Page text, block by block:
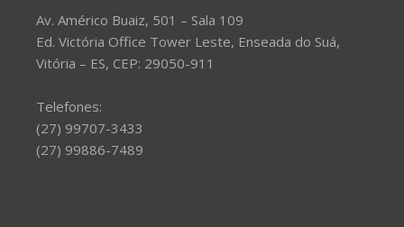
Av. Américo Buaiz, 501 – Sala 109
Ed. Victória Office Tower Leste, Enseada do Suá,
Vitória – ES, CEP: 29050-911
Telefones:
(27) 99707-3433
(27) 99886-7489